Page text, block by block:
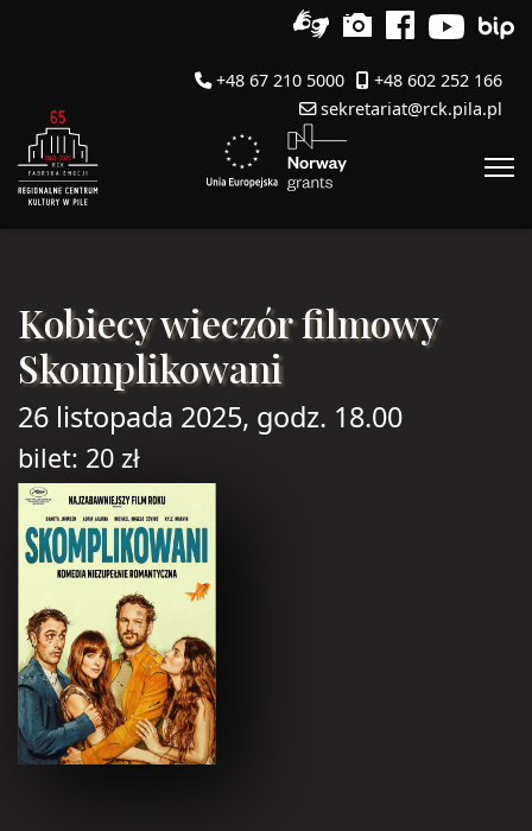
+48 67 210 5000
+48 602 252 166
sekretariat@rck.pila.pl
Kobiecy wieczór filmowy
Skomplikowani
26 listopada 2025, godz. 18.00
bilet: 20 zł